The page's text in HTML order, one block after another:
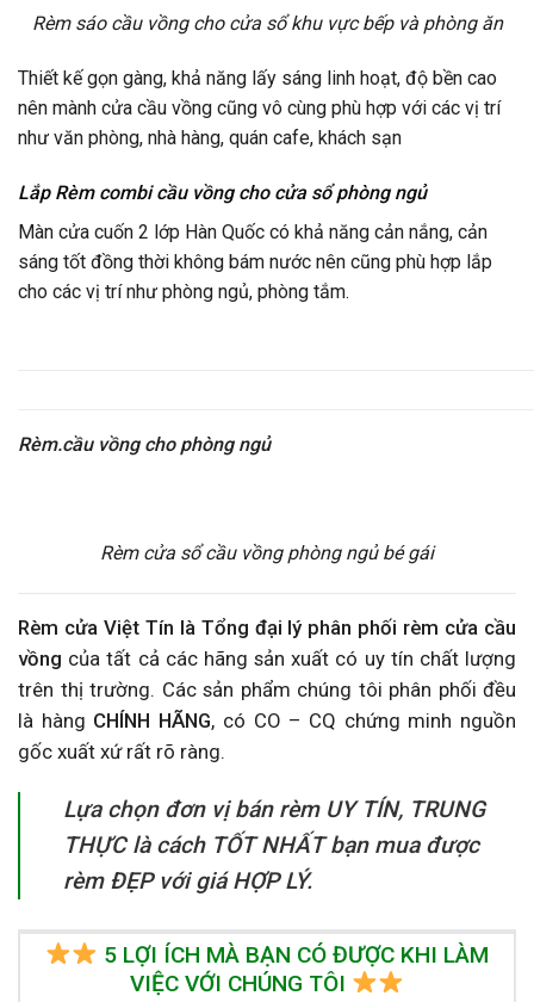
Rèm sáo cầu vồng cho cửa sổ khu vực bếp và phòng ăn
Thiết kế gọn gàng, khả năng lấy sáng linh hoạt, độ bền cao
nên mành cửa cầu vồng cũng vô cùng phù hợp với các vị trí
như văn phòng, nhà hàng, quán cafe, khách sạn
Lắp Rèm combi cầu vồng cho cửa sổ phòng ngủ
Màn cửa cuốn 2 lớp Hàn Quốc có khả năng cản nắng, cản
sáng tốt đồng thời không bám nước nên cũng phù hợp lắp
cho các vị trí như phòng ngủ, phòng tắm.
Rèm.cầu vồng cho phòng ngủ
Rèm cửa sổ cầu vồng phòng ngủ bé gái
Rèm cửa Việt Tín là Tổng đại lý phân phối rèm cửa cầu
vồng của tất cả các hãng sản xuất có uy tín chất lượng
trên thị trường. Các sản phẩm chúng tôi phân phối đều
là hàng CHÍNH HÃNG, có CO – CQ chứng minh nguồn
gốc xuất xứ rất rõ ràng.
Lựa chọn đơn vị bán rèm UY TÍN, TRUNG
THỰC là cách TỐT NHẤT bạn mua được
rèm ĐẸP với giá HỢP LÝ.
5 LỢI ÍCH MÀ BẠN CÓ ĐƯỢC KHI LÀM
VIỆC VỚI CHÚNG TÔI